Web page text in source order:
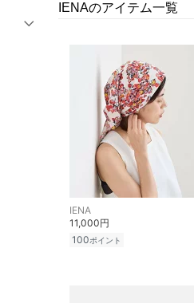
％OFF
IENAのアイテム一覧
IENA
11,000円
100ポイント